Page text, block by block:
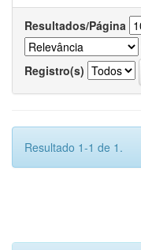
Resultados/Página
Registro(s)
Resultado 1-1 de 1.